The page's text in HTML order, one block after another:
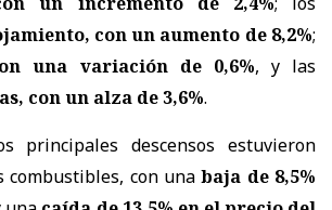
con un aumento de 8,2%;
una variación de 0,6%, y las
con un alza de 3,6%.
principales descensos estuvieron
combustibles, con unabaja de 8,5%